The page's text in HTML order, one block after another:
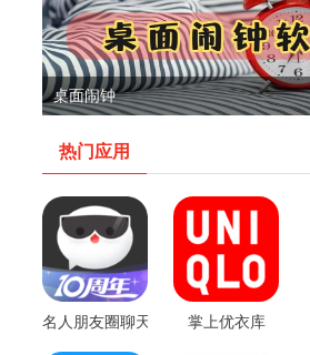
桌面闹钟
热门应用
名人朋友圈聊天软件 掌上优衣库